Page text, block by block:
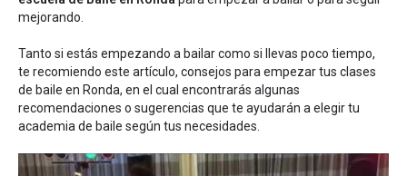
mejorando.
Tanto si estás empezando a bailar como si llevas poco tiempo,
te recomiendo este artículo, consejos para empezar tus clases
de baile en Ronda, en el cual encontrarás algunas
recomendaciones o sugerencias que te ayudarán a elegir tu
academia de baile según tus necesidades.